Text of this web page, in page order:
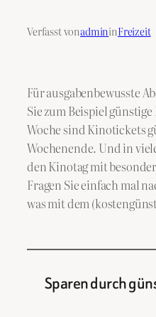
Verfasst vonadmininFreizeit
Für ausgabenbewusste
Sie zum Beispiel
Woche sind Kinotickets
Wochenende. Und in
den Kinotag mit
Fragen Sie einfach mal
was mit dem
Sparen durch